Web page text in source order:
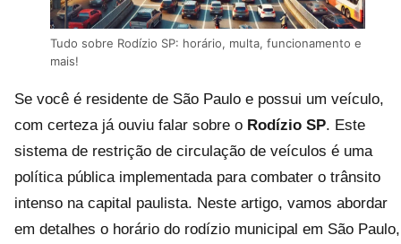
Tudo sobre Rodízio SP: horário, multa, funcionamento e
mais!
Se você é residente de São Paulo e possui um veículo,
com certeza já ouviu falar sobre o Rodízio SP. Este
sistema de restrição de circulação de veículos é uma
política pública implementada para combater o trânsito
intenso na capital paulista. Neste artigo, vamos abordar
em detalhes o horário do rodízio municipal em São Paulo,